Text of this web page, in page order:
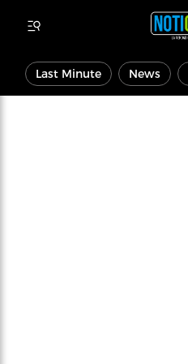
Last Minute News